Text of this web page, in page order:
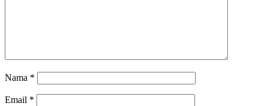
Nama *
Email *